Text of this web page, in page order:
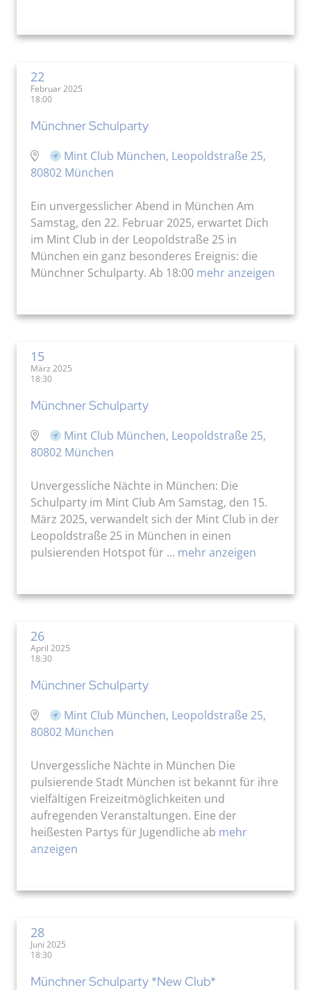
22
Februar 2025
18:00
Münchner Schulparty
Mint Club München, Leopoldstraße 25,
80802 München
Ein unvergesslicher Abend in München Am
Samstag, den 22. Februar 2025, erwartet Dich
im Mint Club in der Leopoldstraße 25 in
München ein ganz besonderes Ereignis: die
Münchner Schulparty. Ab 18:00 mehr anzeigen
15
März 2025
18:30
Münchner Schulparty
Mint Club München, Leopoldstraße 25,
80802 München
Unvergessliche Nächte in München: Die
Schulparty im Mint Club Am Samstag, den 15.
März 2025, verwandelt sich der Mint Club in der
Leopoldstraße 25 in München in einen
pulsierenden Hotspot für ... mehr anzeigen
26
April 2025
18:30
Münchner Schulparty
Mint Club München, Leopoldstraße 25,
80802 München
Unvergessliche Nächte in München Die
pulsierende Stadt München ist bekannt für ihre
vielfältigen Freizeitmöglichkeiten und
aufregenden Veranstaltungen. Eine der
heißesten Partys für Jugendliche ab mehr
anzeigen
28
Juni 2025
18:30
Münchner Schulparty *New Club*